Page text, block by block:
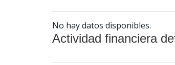
No hay datos disponibles.
Actividad financiera